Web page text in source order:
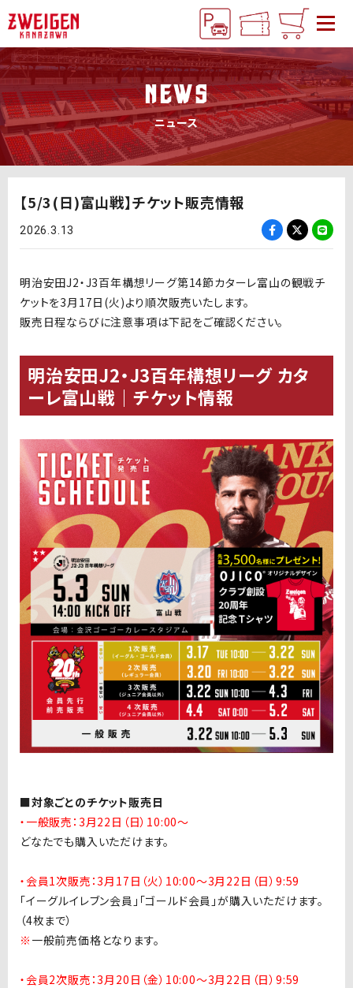
NEWS
ニュース
【5/3(日)富山戦】チケット販売情報
2026.3.13
明治安田J2・J3百年構想リーグ第14節カターレ富山の観戦チ
ケットを3月17日(火)より順次販売いたします。
販売日程ならびに注意事項は下記をご確認ください。
明治安田J2・J3百年構想リーグ カタ
ーレ富山戦｜チケット情報
■対象ごとのチケット販売日
・一般販売：3月22日（日）10:00〜
どなたでも購入いただけます。
・会員1次販売：3月17日（火）10:00〜3月22日（日）9:59
「イーグルイレブン会員」「ゴールド会員」が購入いただけます。
（4枚まで）
※ 一般前売価格となります。
・会員2次販売：3月20日（金）10:00〜3月22日（日）9:59